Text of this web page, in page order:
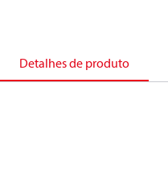
Detalhes de produto